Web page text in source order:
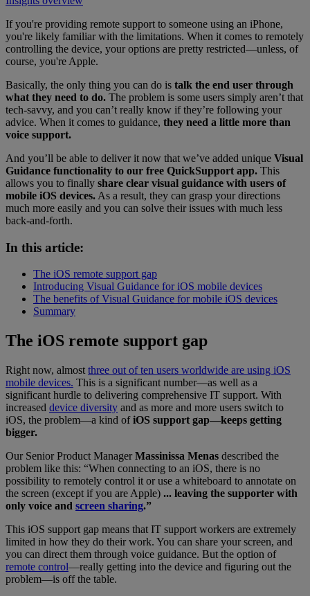
If you're providing remote support to someone using an iPhone,
you're likely familiar with the limitations. When it comes to remotely
controlling the device, your options are pretty restricted—unless, of
course, you're Apple.
Basically, the only thing you can do is talk the end user through
what they need to do. The problem is some users simply aren’t that
tech-savvy, and you can’t really know if they’re following your
advice. When it comes to guidance, they need a little more than
voice support.
And you’ll be able to deliver it now that we’ve added unique Visual
Guidance functionality to our free QuickSupport app. This
allows you to finally share clear visual guidance with users of
mobile iOS devices. As a result, they can grasp your directions
much more easily and you can solve their issues with much less
back-and-forth.
In this article:
The iOS remote support gap
Introducing Visual Guidance for iOS mobile devices
The benefits of Visual Guidance for mobile iOS devices
Summary
The iOS remote support gap
Right now, almost three out of ten users worldwide are using iOS
mobile devices. This is a significant number—as well as a
significant hurdle to delivering comprehensive IT support. With
increased device diversity and as more and more users switch to
iOS, the problem—a kind ofiOS support gap—keeps getting
bigger.
Our Senior Product ManagerMassinissa Menas described the
problem like this: “When connecting to an iOS, there is no
possibility to remotely control it or use a whiteboard to annotate on
the screen (except if you are Apple) ... leaving the supporter with
only voice and screen sharing.”
This iOS support gap means that IT support workers are extremely
limited in how they do their work. You can share your screen, and
you can direct them through voice guidance. But the option of
remote control—really getting into the device and figuring out the
problem—is off the table.